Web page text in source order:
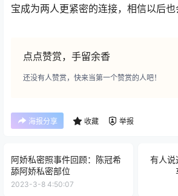
宝成为两人更紧密的连接，相信以后也
点点赞赏，手留余香
还没有人赞赏，快来当第一个赞赏的人吧！
海报分享 收藏 举报
阿娇私密照事件回顾：陈冠希
舔阿娇私密部位
2023-3-8 4:50:07
有人说